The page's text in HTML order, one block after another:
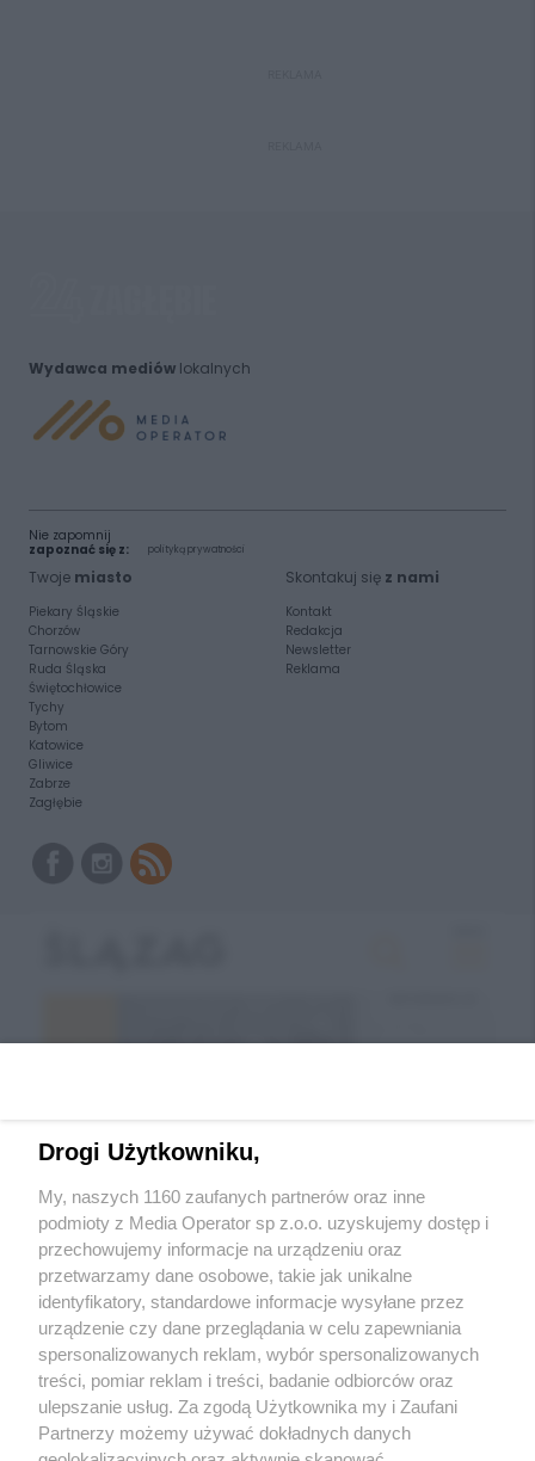
Wydawca mediówlokalnych
Nie zapomnij
zapoznać się z:
polityką prywatności
Twoje miasto
Piekary Śląskie
Chorzów
Tarnowskie Góry
Ruda Śląska
Świętochłowice
Tychy
Bytom
Katowice
Gliwice
Zabrze
Zagłębie
Skontakuj się z nami
Kontakt
Redakcja
Newsletter
Reklama
Wróć do strony głównej
ślązag.pl
0%
Drogi Użytkowniku,
My, naszych 1160 zaufanych partnerów oraz inne
podmioty z Media Operator sp z.o.o. uzyskujemy dostęp i
przechowujemy informacje na urządzeniu oraz
przetwarzamy dane osobowe, takie jak unikalne
identyfikatory, standardowe informacje wysyłane przez
urządzenie czy dane przeglądania w celu zapewniania
spersonalizowanych reklam, wybór spersonalizowanych
treści, pomiar reklam i treści, badanie odbiorców oraz
ulepszanie usług. Za zgodą Użytkownika my i Zaufani
Partnerzy możemy używać dokładnych danych